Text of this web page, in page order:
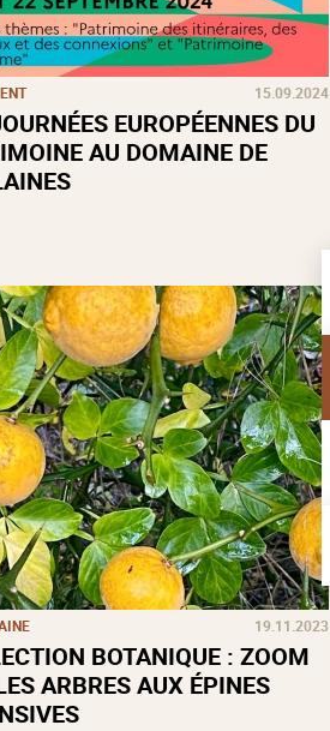
15.09.2024
EUROPÉENNES DU
AU DOMAINE DE
19.11.2023
BOTANIQUE : ZOOM
ARBRES AUX ÉPINES